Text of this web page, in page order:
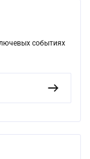
событиях